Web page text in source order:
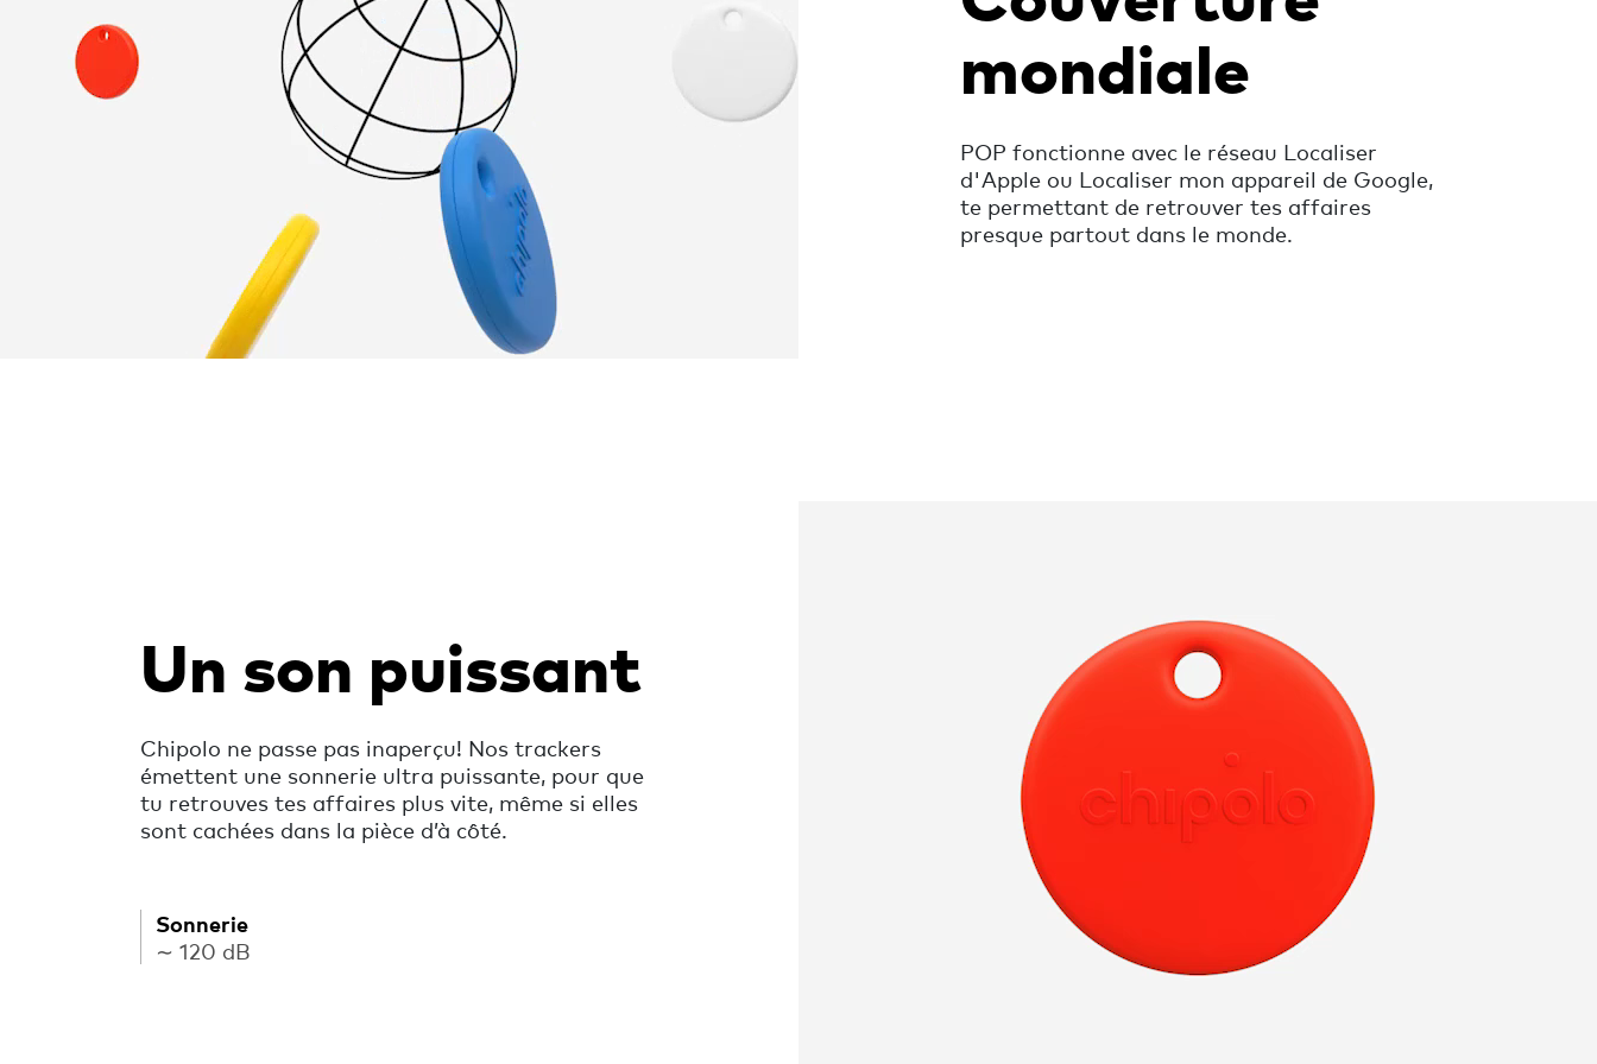
mondiale
POP fonctionne avec le réseau Localiser
d'Apple ou Localiser mon appareil de Google,
te permettant de retrouver tes affaires
presque partout dans le monde.
Un son puissant
Chipolo ne passe pas inaperçu! Nos trackers
émettent une sonnerie ultra puissante, pour que
tu retrouves tes affaires plus vite, même si elles
sont cachées dans la pièce d’à côté.
Sonnerie
∼ 120 dB